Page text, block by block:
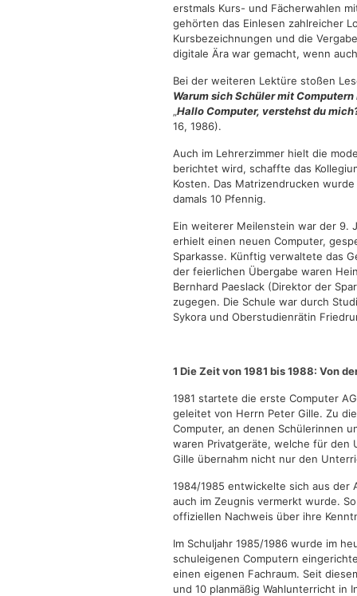
erstmals Kurs- und Fächerwahlen
gehörten das Einlesen zahlreicher
Kursbezeichnungen und die
digitale Ära war gemacht, wenn
Bei der weiteren Lektüre stoßen
Warum sich Schüler mit Computern
„Hallo Computer, verstehst du
16, 1986).
Auch im Lehrerzimmer hielt die
berichtet wird, schaffte das
Kosten. Das Matrizendrucken
damals 10 Pfennig.
Ein weiterer Meilenstein war der 9.
erhielt einen neuen Computer,
Sparkasse. Künftig verwaltete das
der feierlichen Übergabe waren
Bernhard Paeslack (Direktor der
zugegen. Die Schule war durch
Sykora und Oberstudienrätin
1 Die Zeit von 1981 bis 1988: Von
1981 startete die erste Computer
geleitet von Herrn Peter Gille. Zu
Computer, an denen Schülerinnen
waren Privatgeräte, welche für den
Gille übernahm nicht nur den
1984/1985 entwickelte sich aus der
auch im Zeugnis vermerkt wurde.
offiziellen Nachweis über ihre
Im Schuljahr 1985/1986 wurde im
schuleigenen Computern
einen eigenen Fachraum. Seit
und 10 planmäßig Wahlunterricht in